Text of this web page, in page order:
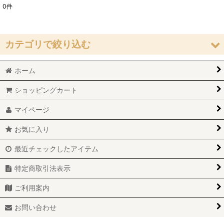
表示数:
並び順:
0件
カテゴリで絞り込む
JUNYA WATANABE (全商品)
ワンピース
トップス
シャツ/ブラウス
スカート
パンツ
ホーム
ショッピングカート
マイページ
お気に入り
最近チェックしたアイテム
特定商取引法表示
ご利用案内
お問い合わせ